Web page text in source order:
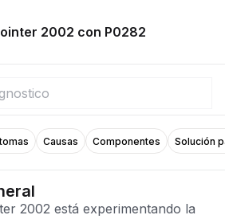
2002 con P0282
Causas Componentes Solución
2002 está experimentando la